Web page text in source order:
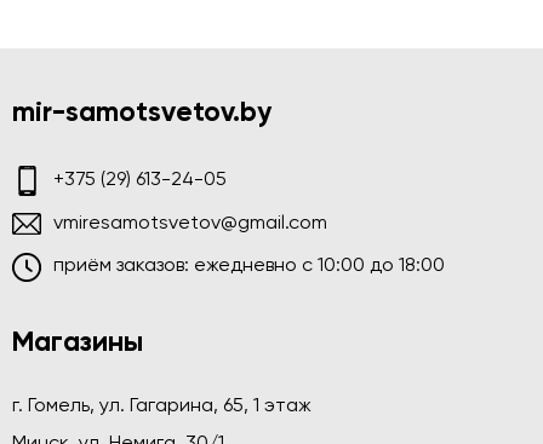
mir-samotsvetov.by
+375 (29) 613-24-05
vmiresamotsvetov@gmail.com
приём заказов: ежедневно c 10:00 до 18:00
Магазины
г. Гомель, ул. Гагарина, 65, 1 этаж